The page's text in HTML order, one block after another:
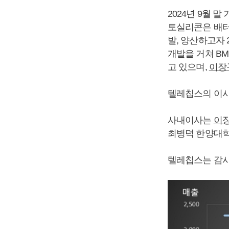
2024년 9월 말
토실리콘은 배
발, 양산하고자
개발을 거쳐
고 있으며, 이장
텔레칩스의 이
사내이사는 이
최병덕 한양대
텔레칩스는 감